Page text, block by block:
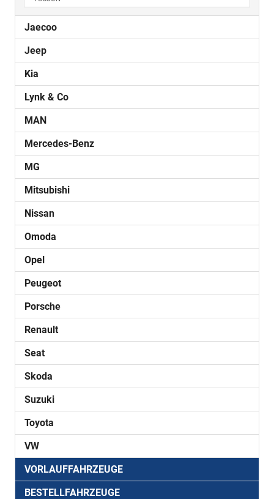
Jaecoo
Jeep
Kia
Lynk & Co
MAN
Mercedes-Benz
MG
Mitsubishi
Nissan
Omoda
Opel
Peugeot
Porsche
Renault
Seat
Skoda
Suzuki
Toyota
VW
VORLAUFFAHRZEUGE
BESTELLFAHRZEUGE